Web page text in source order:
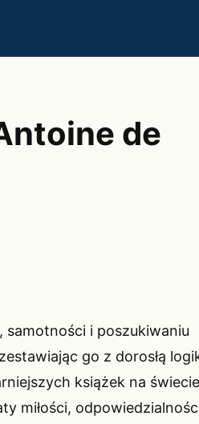
de
samotności i poszukiwaniu
go z dorosłą
książek na
miłości,